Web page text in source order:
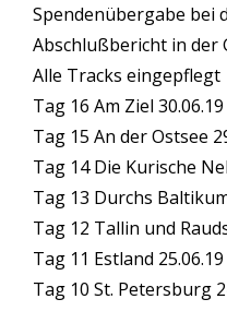
Spendenübergabe bei
Abschlußbericht in der
Alle Tracks eingepflegt
Tag 16 Am Ziel 30.06.19
Tag 15 An der Ostsee
Tag 14 Die Kurische
Tag 13 Durchs
Tag 12 Tallin und
Tag 11 Estland 25.06.19
Tag 10 St. Petersburg